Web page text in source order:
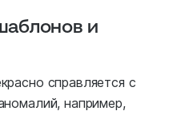
и
справляется с
например,